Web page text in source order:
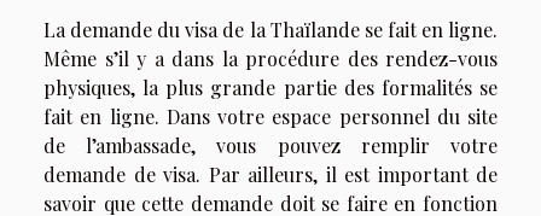
La demande du visa de la Thaïlande se fait en ligne.
Même s’il y a dans la procédure des rendez-vous
physiques, la plus grande partie des formalités se
fait en ligne. Dans votre espace personnel du site
de l’ambassade, vous pouvez remplir votre
demande de visa. Par ailleurs, il est important de
savoir que cette demande doit se faire en fonction